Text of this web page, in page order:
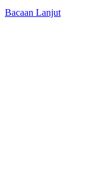
Bacaan Lanjut